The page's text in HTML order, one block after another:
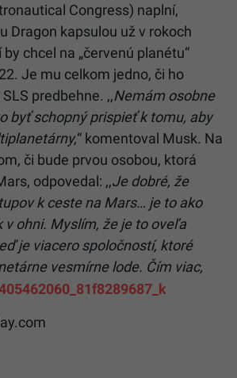
Congress) naplní,
Dragon kapsulou už v rokoch
chcel na „červenú planétu“
Je mu celkom jedno, či ho
predbehne. ,,Nemám osobne
byť schopný prispieť k tomu, aby
“ komentoval Musk. Na
či bude prvou osobou, ktorá
odpovedal: ,,Je dobré, že
k ceste na Mars… je to ako
v ohni. Myslím, že je to oveľa
je viacero spoločností, ktoré
vesmírne lode. Čím viac,